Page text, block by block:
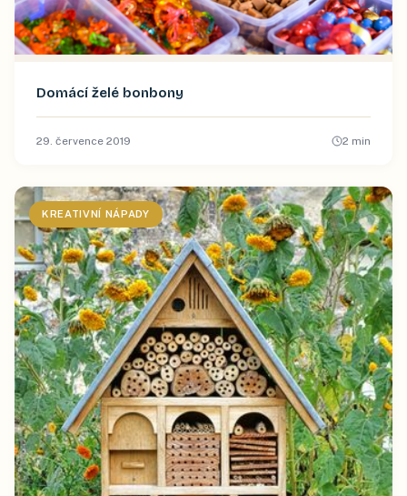
Domácí želé bonbony
29. července 2019 2 min
KREATIVNÍ NÁPADY